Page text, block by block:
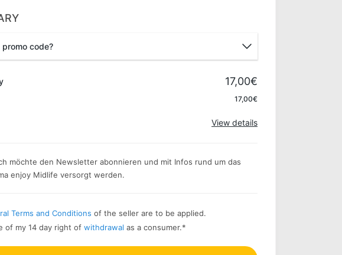
promo code?
17,00€
17,00€
View details
möchte den Newsletter abonnieren und mit Infos rund um das
enjoy Midlife versorgt werden.
Terms and Conditions of the seller are to be applied.
of my 14 day right of withdrawal as a consumer.*